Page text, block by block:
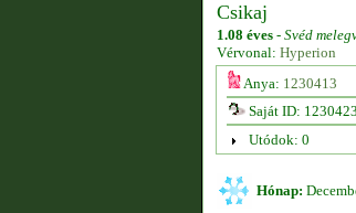
Csikaj
1.08 éves - Svéd
Vérvonal: Hyperion
Anya: 1230413
Saját ID: 1230423
Utódok: 0
Hónap: